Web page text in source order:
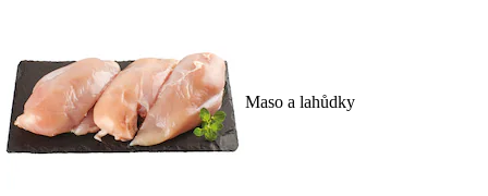
Maso a lahůdky